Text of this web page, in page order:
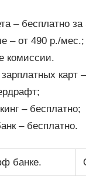
– бесплатно
– от 490 р./мес.;
комиссии.
карт
– бесплатно;
– бесплатно.
банке.